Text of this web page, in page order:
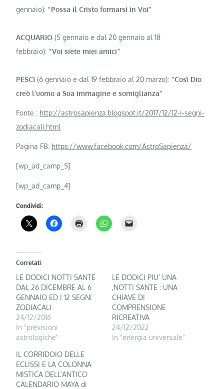
gennaio): “Possa il Cristo formarsi in Voi”
ACQUARIO (5 gennaio e dal 20 gennaio al 18
febbraio): “Voi siete miei amici”
PESCI (6 gennaio e dal 19 febbraio al 20 marzo): “Così Dio
creò l’uo­mo a Sua immagine e somiglianza”
Fonte : http://astrosapienza.blogspot.it/2017/12/12-i-segni-
zodiacali.html
Pagina FB: https://www.facebook.com/AstroSapienza/
[wp_ad_camp_5]
[wp_ad_camp_4]
Condividi:
Correlati
LE DODICI NOTTI SANTE
DAL 26 DICEMBRE AL 6
GENNAIO ED I 12 SEGNI
ZODIACALI
24/12/2016
In "previsioni
astrologiche"
LE DODICI PIU’ UNA
,NOTTI SANTE : UNA
CHIAVE DI
COMPRENSIONE
RICREATIVA
24/12/2022
In "energia universale"
IL CORRIDOIO DELLE
ECLISSI E LA COLONNA
MISTICA DELL’ANTICO
CALENDARIO MAYA di